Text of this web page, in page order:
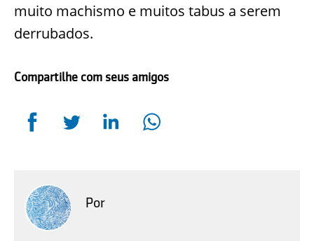
muito machismo e muitos tabus a serem
derrubados.
Compartilhe com seus amigos
Por